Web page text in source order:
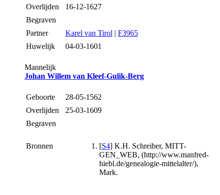
Overlijden
16-12-1627
Begraven
Partner
Karel van Tirol | F3965
Huwelijk
04-03-1601
Mannelijk
Johan Willem van Kleef-Gulik-Berg
Geboorte
28-05-1562
Overlijden
25-03-1609
Begraven
Bronnen [S4] K.H. Schreiber, MITT-
GEN_WEB, (http://www.manfred-
hiebl.de/genealogie-mittelalter/),
Mark.